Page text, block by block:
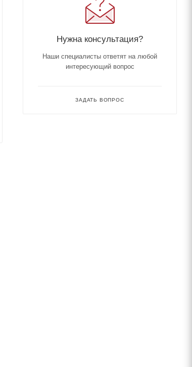
Нужна консультация?
Наши специалисты ответят на любой
интересующий вопрос
ЗАДАТЬ ВОПРОС